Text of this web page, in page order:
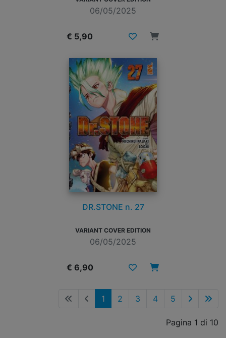
06/05/2025
€ 5,90
DR.STONE n. 27
VARIANT COVER EDITION
06/05/2025
€ 6,90
1 2 3 4 5
Pagina 1 di 10